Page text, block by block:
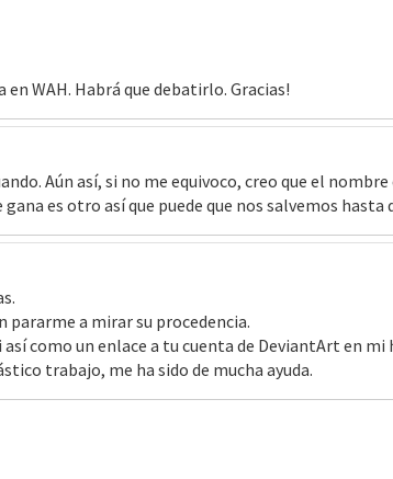
WAH. Habrá que debatirlo. Gracias!
Aún así, si no me equivoco, creo que el
es otro así que puede que nos salvemos hasta
pararme a mirar su procedencia.
como un enlace a tu cuenta de DeviantArt en
trabajo, me ha sido de mucha ayuda.